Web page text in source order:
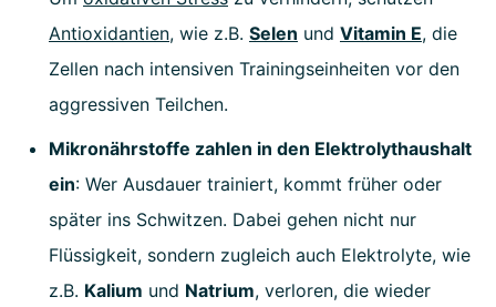
Antioxidantien, wie z.B. Selen und Vitamin E, die
Zellen nach intensiven Trainingseinheiten vor den
aggressiven Teilchen.
Mikronährstoffe zahlen in den Elektrolythaushalt
ein: Wer Ausdauer trainiert, kommt früher oder
später ins Schwitzen. Dabei gehen nicht nur
Flüssigkeit, sondern zugleich auch Elektrolyte, wie
z.B. Kalium und Natrium, verloren, die wieder